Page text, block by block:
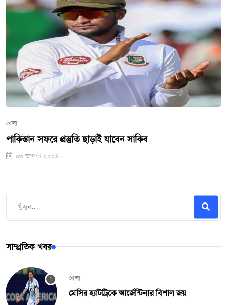
খেলা
পাকিস্তান সফরে প্রস্তুতি ছাড়াই যাবেন সাকিব
০৩ আগস্ট ২০২৪
সাম্প্রতিক খবর
খেলা
মেসির হ্যাটট্রিকে আর্জেন্টিনার বিশাল জয়